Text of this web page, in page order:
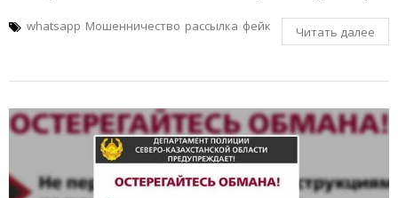
whatsapp Мошенничество рассылка фейк Читать далее